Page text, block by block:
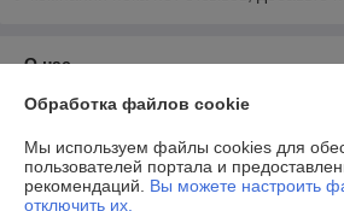
О нас
Доставка и оплата
Обработка файлов cookie
Мы используем файлы cookies для
пользователей портала и
рекомендаций. Вы можете настроить
отключить их.